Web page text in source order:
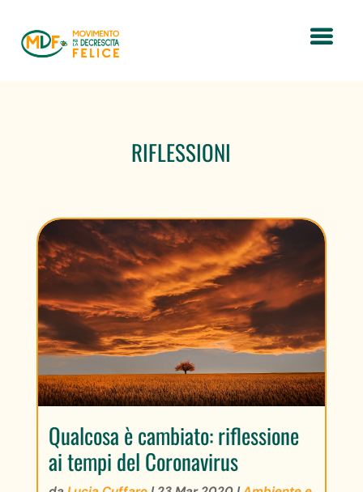
RIFLESSIONI
Qualcosa è cambiato: riflessione
ai tempi del Coronavirus